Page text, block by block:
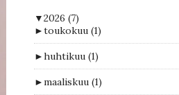
▼2026 (7)
►toukokuu (1)
►huhtikuu (1)
►maaliskuu (1)